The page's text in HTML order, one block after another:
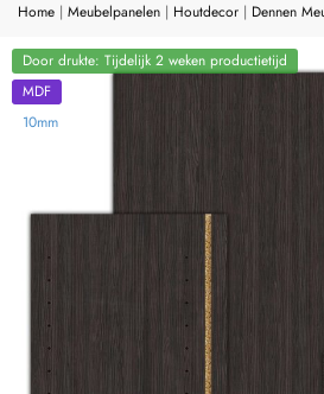
Home | Meubelpanelen | Houtdecor | Dennen
Door drukte: Tijdelijk 2 weken productietijd
MDF
10mm